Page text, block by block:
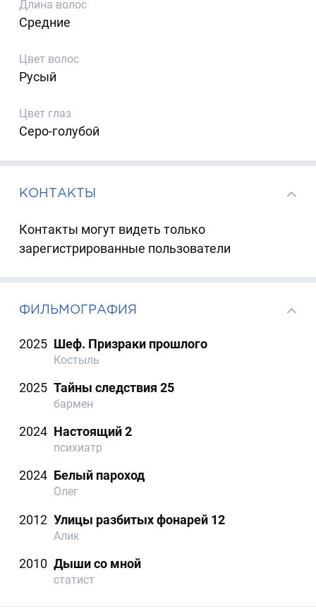
Длина волос
Средние
Цвет волос
Русый
Цвет глаз
Серо-голубой
КОНТАКТЫ
Контакты могут видеть только
зарегистрированные пользователи
ФИЛЬМОГРАФИЯ
2025 Шеф. Призраки прошлого
Костыль
2025 Тайны следствия 25
бармен
2024 Настоящий 2
психиатр
2024 Белый пароход
Олег
2012 Улицы разбитых фонарей 12
Алик
2010 Дыши со мной
статист